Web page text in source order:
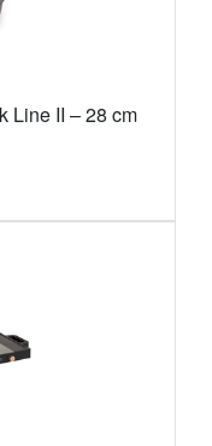
Line II – 28 cm